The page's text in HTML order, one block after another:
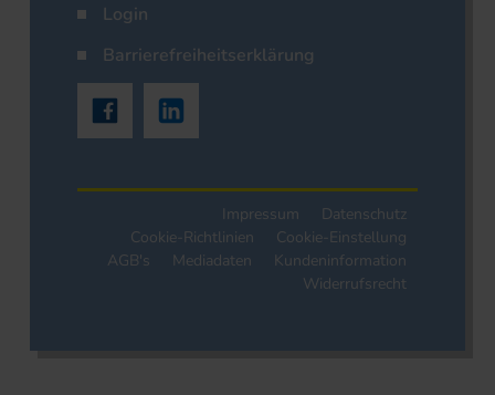
Login
Barrierefreiheitserklärung
Impressum
Datenschutz
Cookie-Richtlinien
Cookie-Einstellung
AGB's
Mediadaten
Kundeninformation
Widerrufsrecht